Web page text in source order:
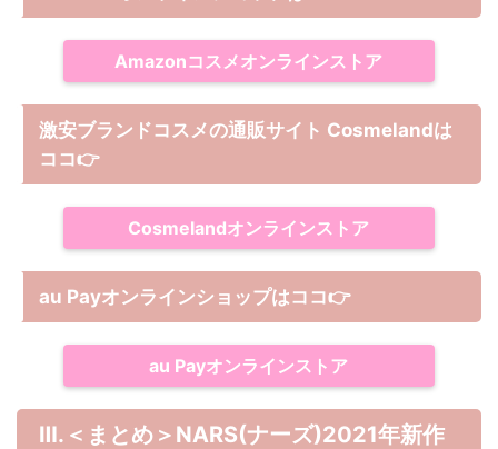
Amazonコスメオンラインストア
激安ブランドコスメの通販サイト Cosmelandは
ココ👉
Cosmelandオンラインストア
au Payオンラインショップはココ👉
au Payオンラインストア
Ⅲ.＜まとめ＞NARS(ナーズ)2021年新作